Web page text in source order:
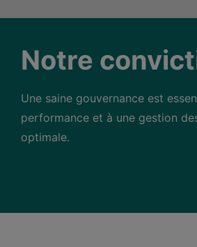
Notre
Une saine gouvernance est
performance et à une gestion
optimale.